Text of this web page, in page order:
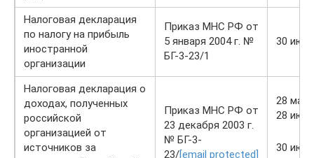
Налоговая декларация
по налогу на прибыль
иностранной
организации
Приказ МНС РФ от
5 января 2004 г. №
БГ-3-23/1
30
Налоговая декларация о
доходах, полученных
российской
организацией от
источников за
Приказ МНС РФ от
23 декабря 2003 г.
№ БГ-3-
23/[email protected]
28 мая
28
30